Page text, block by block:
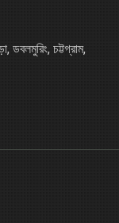
ডবলমুরিং, চট্টগ্রাম,